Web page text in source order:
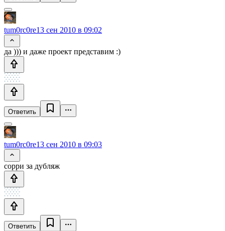
tum0rc0re13 сен 2010 в 09:02
да ))) и даже проект представим :)
Ответить
tum0rc0re13 сен 2010 в 09:03
сорри за дубляж
Ответить